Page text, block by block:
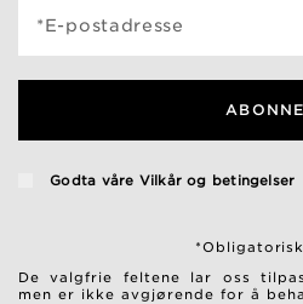
*E-postadresse
Godta våre Vilkår og betingelser
De valgfrie feltene lar oss
men er ikke avgjørende for å